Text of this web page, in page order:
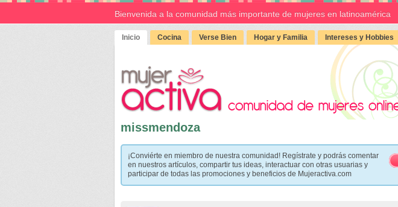
Bienvenida a la comunidad más importante de mujeres en latinoamérica
Inicio Cocina Verse Bien Hogar y Familia Intereses y Hobbies
missmendoza
¡Conviérte en miembro de nuestra comunidad! Regístrate y podrás comentar
en nuestros artículos, compartir tus ideas, interactuar con otras usuarias y
participar de todas las promociones y beneficios de Mujeractiva.com